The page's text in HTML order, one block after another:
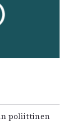
poliittinen